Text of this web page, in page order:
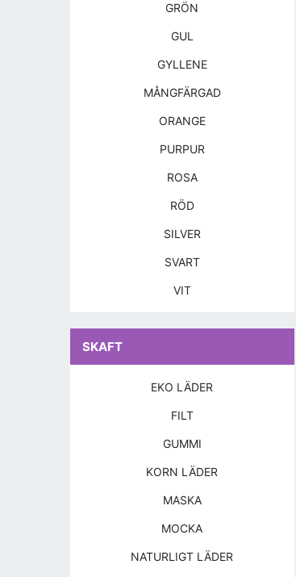
GRÖN
GUL
GYLLENE
MÅNGFÄRGAD
ORANGE
PURPUR
ROSA
RÖD
SILVER
SVART
VIT
SKAFT
EKO LÄDER
FILT
GUMMI
KORN LÄDER
MASKA
MOCKA
NATURLIGT LÄDER